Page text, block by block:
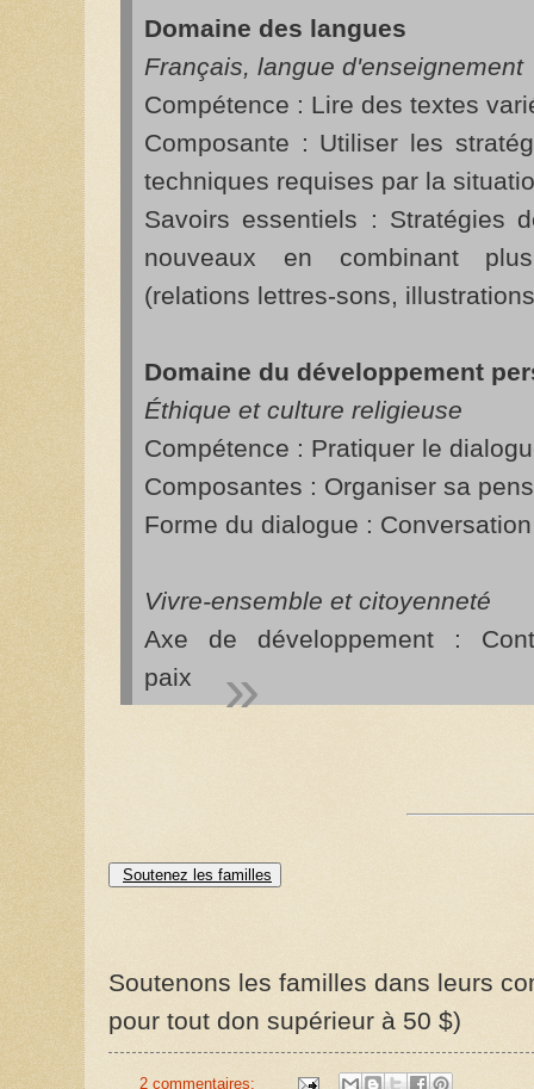
Domaine des langues
Français, langue d'enseignement
Compétence : Lire des textes
Composante : Utiliser les
techniques requises par la
Savoirs essentiels : Stratégies
nouveaux en combinant
(relations lettres-sons,
Domaine du développement
Éthique et culture religieuse
Compétence : Pratiquer le
Composantes : Organiser sa
Forme du dialogue : Conversation
Vivre-ensemble et citoyenneté
Axe de développement :
paix
Soutenez les familles
Soutenons les familles dans leurs
pour tout don supérieur à 50 $)
2 commentaires: